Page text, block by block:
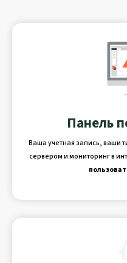
Панель
Ваша учетная запись, ваши
сервером и мониторинг в